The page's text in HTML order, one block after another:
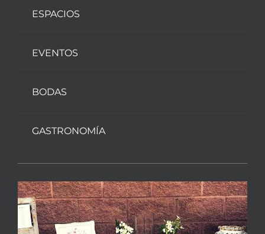
ESPACIOS
EVENTOS
BODAS
GASTRONOMÍA